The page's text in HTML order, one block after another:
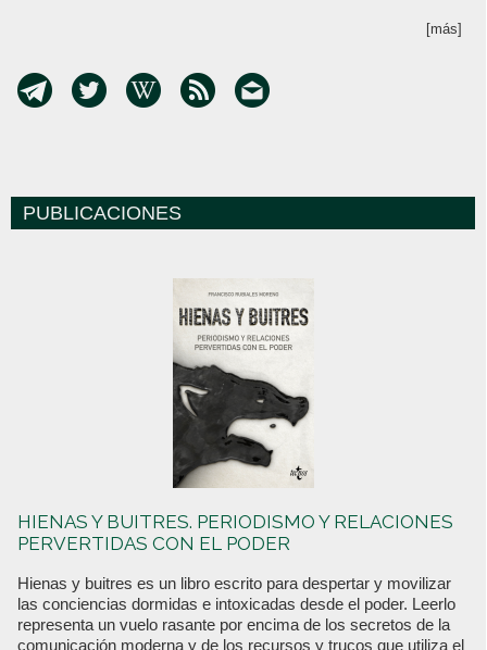
[más]
PUBLICACIONES
HIENAS Y BUITRES. PERIODISMO Y RELACIONES
PERVERTIDAS CON EL PODER
Hienas y buitres es un libro escrito para despertar y movilizar
las conciencias dormidas e intoxicadas desde el poder. Leerlo
representa un vuelo rasante por encima de los secretos de la
comunicación moderna y de los recursos y trucos que utiliza el